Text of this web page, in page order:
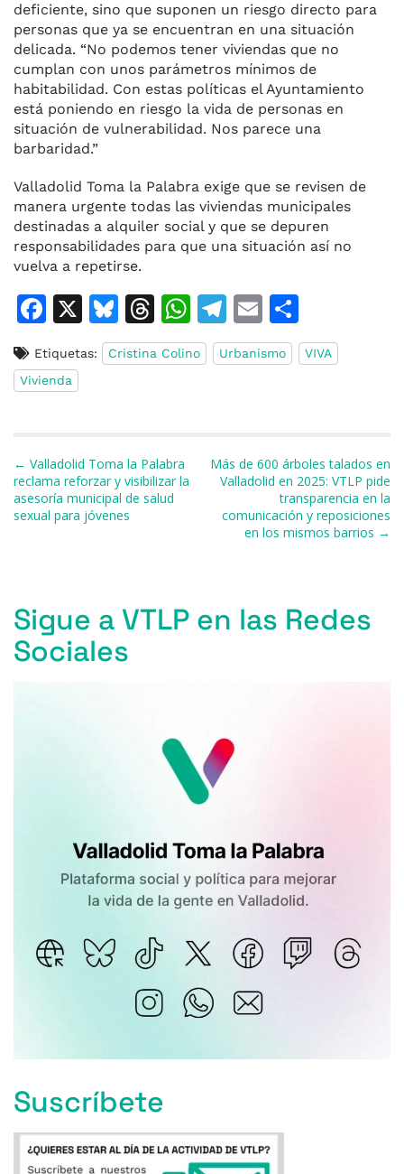
deficiente, sino que suponen un riesgo directo para
personas que ya se encuentran en una situación
delicada. “No podemos tener viviendas que no
cumplan con unos parámetros mínimos de
habitabilidad. Con estas políticas el Ayuntamiento
está poniendo en riesgo la vida de personas en
situación de vulnerabilidad. Nos parece una
barbaridad.”
Valladolid Toma la Palabra exige que se revisen de
manera urgente todas las viviendas municipales
destinadas a alquiler social y que se depuren
responsabilidades para que una situación así no
vuelva a repetirse.
F
c
e
o
o
k
X
Bl
u
e
y
T
h
re
s
W
h
at
T
el
e
m
E
m
ai
o
m
ti
r
Etiquetas: Cristina Colino Urbanismo
VIVA
Vivienda
Navegación de entradas
← Valladolid Toma la Palabra
reclama reforzar y visibilizar la
asesoría municipal de salud
sexual para jóvenes
Más de 600 árboles talados en
Valladolid en 2025: VTLP pide
transparencia en la
comunicación y reposiciones
en los mismos barrios →
Sigue a VTLP en las Redes
Sociales
Suscríbete